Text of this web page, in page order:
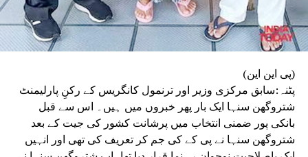
(پی این این)
پٹنہ:سابق مرکزی وزیر اور ترنمول کانگریس کے رکنِ پارلیمنٹ
شتروگھن سنہا ایک بار پھر خبروں میں ہیں۔ اس سے قبل
بانکی پور ضمنی انتخاب میں پرشانت کشور کی جیت کے بعد
شتروگھن سنہا نے پی کے کی جم کر تعریف کی تھی اور انہیں